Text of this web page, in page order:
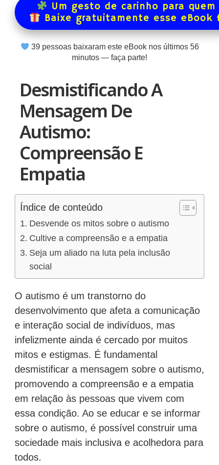
Um gesto de carinho para
Baixe gratuitamente esse
39pessoas baixaram este eBook nos últimos 56
minutos — faça parte!
Desmistificando A
Mensagem De
Autismo:
Compreensão E
Empatia
Índice de conteúdo
Desvende os mitos sobre o autismo
Cultive a compreensão e a empatia
Seja um aliado na luta pela inclusão
social
O autismo é um transtorno do
desenvolvimento que afeta a comunicação
e interação social de indivíduos, mas
infelizmente ainda é cercado por muitos
mitos e estigmas. É fundamental
desmistificar a mensagem sobre o autismo,
promovendo a compreensão e a empatia
em relação às pessoas que vivem com
essa condição. Ao se educar e se informar
sobre o autismo, é possível construir uma
sociedade mais inclusiva e acolhedora para
todos.